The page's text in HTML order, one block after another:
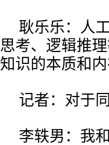
耿乐乐：人
思考、逻辑推
知识的本质和
记者：对于
李轶男：我